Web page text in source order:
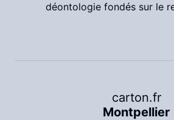
déontologie fondés sur le
carton.fr
Montpellier